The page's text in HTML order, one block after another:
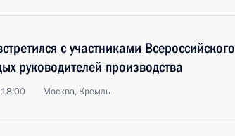
с участниками Всероссийского
руководителей производства
18:00 Москва, Кремль